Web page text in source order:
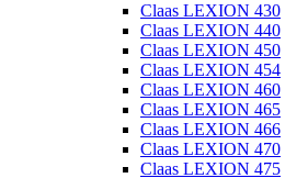
Claas LEXION 430
Claas LEXION 440
Claas LEXION 450
Claas LEXION 454
Claas LEXION 460
Claas LEXION 465
Claas LEXION 466
Claas LEXION 470
Claas LEXION 475